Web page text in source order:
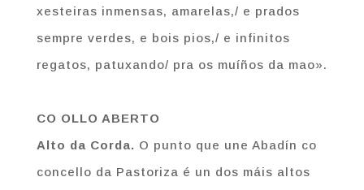
xesteiras inmensas, amarelas,/ e prados
sempre verdes, e bois pios,/ e infinitos
regatos, patuxando/ pra os muíños da mao».
CO OLLO ABERTO
Alto da Corda. O punto que une Abadín co
concello da Pastoriza é un dos máis altos